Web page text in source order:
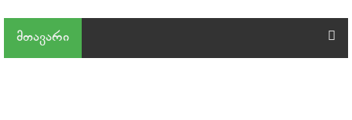
მთავარი